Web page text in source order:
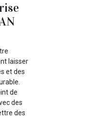
laisser
et des
de
des
des